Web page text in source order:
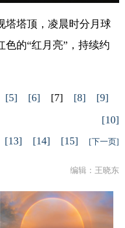
塔顶，凌晨时分月球
色的“红月亮”，持续约
[5] [6] [7] [8]
[9]
[10]
[13] [14] [15] [下一页]
编辑：王晓东